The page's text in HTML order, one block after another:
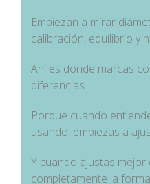
Empiezan a mirar
calibración, equilibrio y
Ahí es donde marcas
diferencias.
Porque cuando
usando, empiezas a
Y cuando ajustas mejor
completamente la